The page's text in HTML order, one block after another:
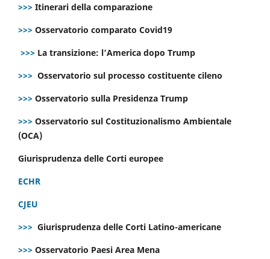
>>> Itinerari della comparazione
>>> Osservatorio comparato Covid19
>>> La transizione: l’America dopo Trump
>>> Osservatorio sul processo costituente cileno
>>> Osservatorio sulla Presidenza Trump
>>> Osservatorio sul Costituzionalismo Ambientale
(OCA)
Giurisprudenza delle Corti europee
ECHR
CJEU
>>> Giurisprudenza delle Corti Latino-americane
>>> Osservatorio Paesi Area Mena